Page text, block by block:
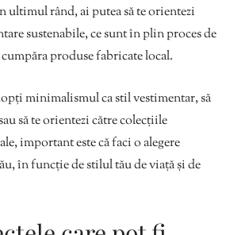
ultimul rând, ai putea să te orientezi
sustenabile, ce sunt în plin proces de
produse fabricate local.
minimalismul ca stil vestimentar, să
să te orientezi către colecțiile
important este că faci o alegere
în funcție de stilul tău de viață și de